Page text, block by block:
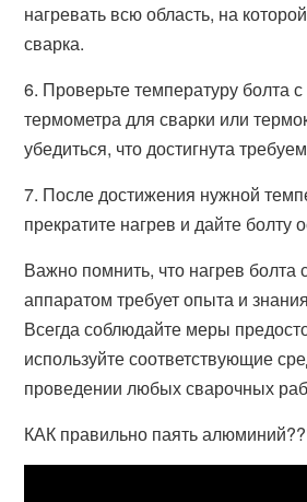
нагревать всю область, на
сварка.
6. Проверьте температуру болта
термометра для сварки или
убедиться, что достигнута
7. После достижения нужной
прекратите нагрев и дайте болту
Важно помнить, что нагрев болта
аппаратом требует опыта и
Всегда соблюдайте меры
используйте соответствующие
проведении любых сварочных
КАК правильно паять